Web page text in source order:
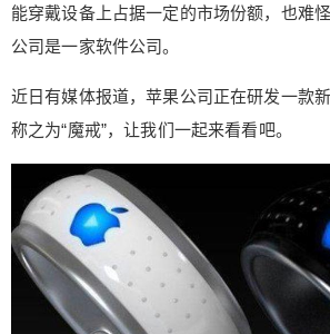
能穿戴设备上占据一定的市场份额，也难
公司是一家软件公司。
近日有媒体报道，苹果公司正在研发一款
称之为“魔戒”，让我们一起来看看吧。
实现科幻片里的科技感，那这将会
款智能手表可以模拟ID，IC卡功能
可以用一个戒指来进入。 另外，
被戴在手上的电子设备，使用苹果
一按就好。苹果戒指应该还会加入
以便提供支付时的最后确认 健康检
便捷，作为一款便携性极佳的设备
们会更乐意只带一个更加轻便的戒
吗？ 对于这款“魔戒”，用户最关
时无法提供。小编会做进一步的追